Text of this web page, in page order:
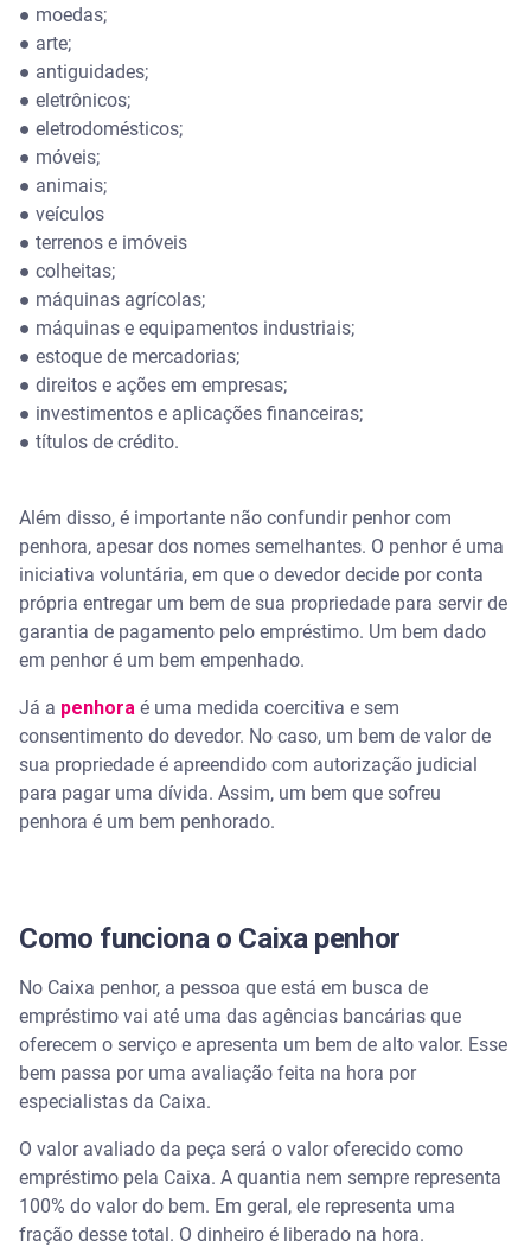
● moedas;
● arte;
● antiguidades;
● eletrônicos;
● eletrodomésticos;
● móveis;
● animais;
● veículos
● terrenos e imóveis
● colheitas;
● máquinas agrícolas;
● máquinas e equipamentos industriais;
● estoque de mercadorias;
● direitos e ações em empresas;
● investimentos e aplicações financeiras;
● títulos de crédito.
Além disso, é importante não confundir penhor com
penhora, apesar dos nomes semelhantes. O penhor é uma
iniciativa voluntária, em que o devedor decide por conta
própria entregar um bem de sua propriedade para servir de
garantia de pagamento pelo empréstimo. Um bem dado
em penhor é um bem empenhado.
Já a penhora é uma medida coercitiva e sem
consentimento do devedor. No caso, um bem de valor de
sua propriedade é apreendido com autorização judicial
para pagar uma dívida. Assim, um bem que sofreu
penhora é um bem penhorado.
Como funciona o Caixa penhor
No Caixa penhor, a pessoa que está em busca de
empréstimo vai até uma das agências bancárias que
oferecem o serviço e apresenta um bem de alto valor. Esse
bem passa por uma avaliação feita na hora por
especialistas da Caixa.
O valor avaliado da peça será o valor oferecido como
empréstimo pela Caixa. A quantia nem sempre representa
100% do valor do bem. Em geral, ele representa uma
fração desse total. O dinheiro é liberado na hora.